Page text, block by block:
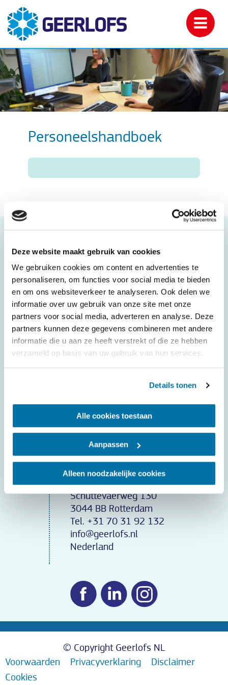
Deze website maakt gebruik van cookies
We gebruiken cookies om content en advertenties te
personaliseren, om functies voor social media te bieden
en om ons websiteverkeer te analyseren. Ook delen we
informatie over uw gebruik van onze site met onze
partners voor social media, adverteren en analyse. Deze
partners kunnen deze gegevens combineren met andere
informatie die u aan ze heeft verstrekt of die ze hebben
verzameld op basis van uw gebruik van hun services.
Details tonen
Alle cookies toestaan
Aanpassen
Alleen noodzakelijke cookies
Personeelshandboek
Cases
De Rousant
Dutch Flower Group
Iribov
Kébol
Laan Flora Facilities
B.V.
Uitgelicht
Turn-key koelcellen
precool wand
Vacuümkoeling
Blast freezer en
blast chiller
Contactgegevens
Schuttevaerweg 130
3044 BB Rotterdam
Tel. +31 70 31 92 132
info@geerlofs.nl
Nederland
© Copyright Geerlofs NL
Voorwaarden
Privacyverklaring
Disclaimer
Cookies